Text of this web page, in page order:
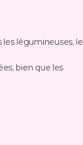
les légumineuses, le
bien que les